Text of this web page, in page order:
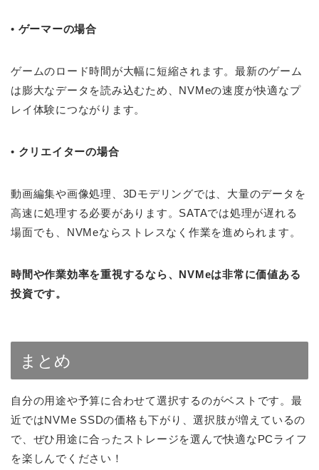
• ゲーマーの場合
ゲームのロード時間が大幅に短縮されます。最新のゲーム
は膨大なデータを読み込むため、NVMeの速度が快適なプ
レイ体験につながります。
• クリエイターの場合
動画編集や画像処理、3Dモデリングでは、大量のデータを
高速に処理する必要があります。SATAでは処理が遅れる
場面でも、NVMeならストレスなく作業を進められます。
時間や作業効率を重視するなら、NVMeは非常に価値ある
投資です。
まとめ
自分の用途や予算に合わせて選択するのがベストです。最
近ではNVMe SSDの価格も下がり、選択肢が増えているの
で、ぜひ用途に合ったストレージを選んで快適なPCライフ
を楽しんでください！